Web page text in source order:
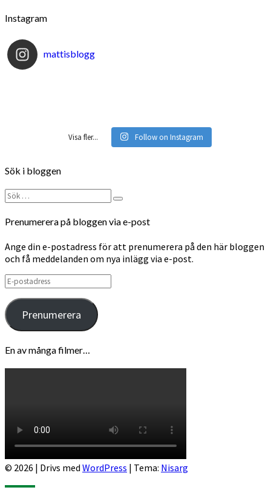
Instagram
mattisblogg
Visa fler... Follow on Instagram
Sök i bloggen
Sök
efter:
Sök
Prenumerera på bloggen via e-post
Ange din e-postadress för att prenumerera på den här bloggen
och få meddelanden om nya inlägg via e-post.
E-
postadress
Prenumerera
En av många filmer…
© 2026 | Drivs med WordPress | Tema: Nisarg